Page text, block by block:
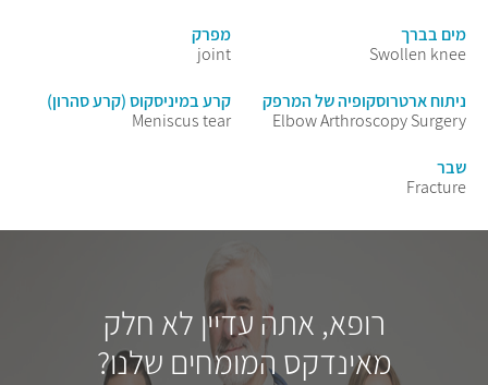
מים בברך
Swollen knee
מפרק
joint
ניתוח ארטרוסקופיה של המרפק
Elbow Arthroscopy Surgery
קרע במיניסקוס (קרע סהרון)
Meniscus tear
שבר
Fracture
רופא, אתה עדיין לא חלק
מאינדקס המומחים שלנו?